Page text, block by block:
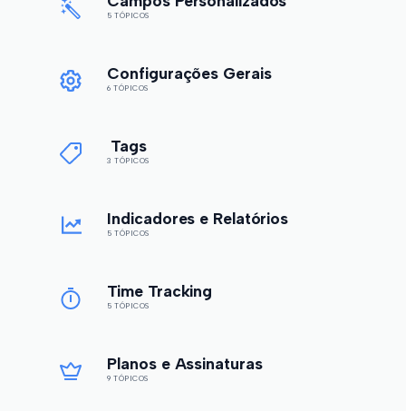
5 TÓPICOS
Configurações Gerais
6 TÓPICOS
Tags
3 TÓPICOS
Indicadores e Relatórios
5 TÓPICOS
Time Tracking
5 TÓPICOS
Planos e Assinaturas
9 TÓPICOS